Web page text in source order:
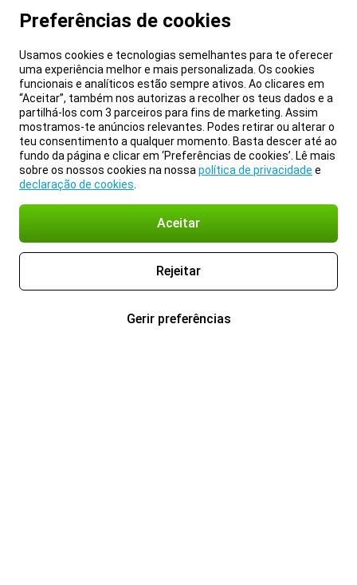
Preferências de cookies
Usamos cookies e tecnologias semelhantes para te oferecer
uma experiência melhor e mais personalizada. Os cookies
funcionais e analíticos estão sempre ativos. Ao clicares em
“Aceitar”, também nos autorizas a recolher os teus dados e a
partilhá-los com 3 parceiros para fins de marketing. Assim
mostramos-te anúncios relevantes. Podes retirar ou alterar o
teu consentimento a qualquer momento. Basta descer até ao
fundo da página e clicar em ‘Preferências de cookies’. Lê mais
sobre os nossos cookies na nossa política de privacidade e
declaração de cookies
Aceitar
Rejeitar
Gerir preferências